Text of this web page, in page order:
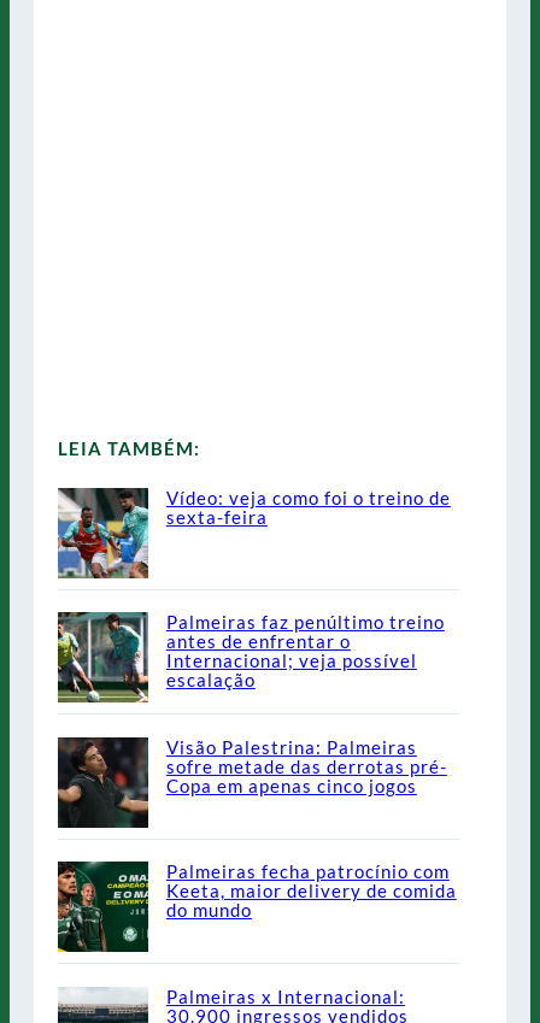
LEIA TAMBÉM:
Vídeo: veja como foi o treino de
sexta-feira
Palmeiras faz penúltimo treino
antes de enfrentar o
Internacional; veja possível
escalação
Visão Palestrina: Palmeiras
sofre metade das derrotas pré-
Copa em apenas cinco jogos
Palmeiras fecha patrocínio com
Keeta, maior delivery de comida
do mundo
Palmeiras x Internacional:
30.900 ingressos vendidos